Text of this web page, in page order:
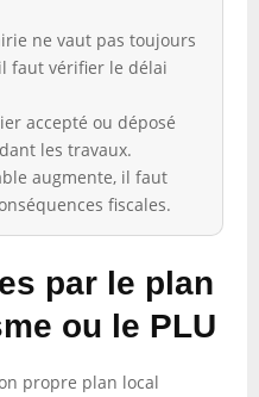
ne vaut pas toujours
faut vérifier le délai
accepté ou déposé
les travaux.
augmente, il faut
fiscales.
par le plan
ou le PLU
propre plan local